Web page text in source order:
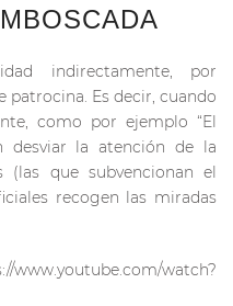
indirectamente, por
patrocina. Es decir, cuando
como por ejemplo “El
desviar la atención de la
que subvencionan el
recogen las miradas
watch?